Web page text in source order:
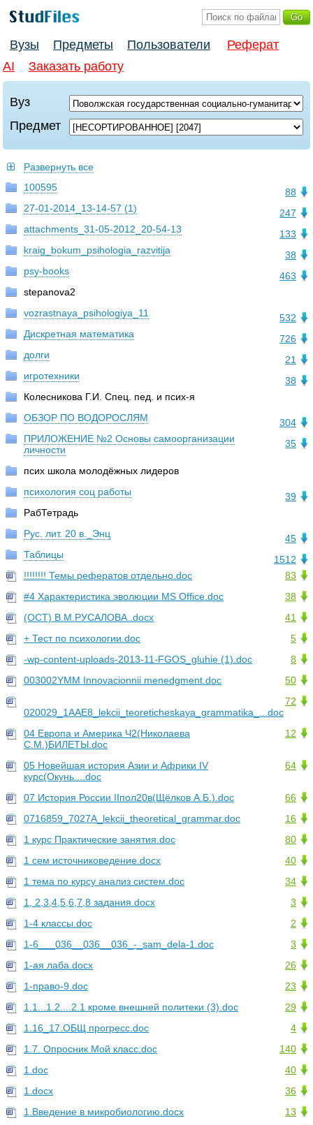
Вузы Предметы Пользователи
Реферат
AI
Заказать работу
Вуз
Предмет
Развернуть все
88
100595
247
27-01-2014_13-14-57 (1)
133
attachments_31-05-2012_20-54-13
38
kraig_bokum_psihologia_razvitija
463
psy-books
stepanova2
532
vozrastnaya_psihologiya_11
726
Дискретная математика
21
долги
38
игротехники
Колесникова Г.И. Спец. пед. и псих-я
304
ОБЗОР ПО ВОДОРОСЛЯМ
35
ПРИЛОЖЕНИЕ №2 Основы самоорганизации
личности
псих школа молодёжных лидеров
39
психология соц работы
РабТетрадь
45
Рус. лит. 20 в._Энц
1512
Таблицы
83
!!!!!!!! Темы рефератов отдельно.doc
38
#4 Характеристика эволюции MS Office.doc
41
(ОСТ) В.М.РУСАЛОВА..docx
5
+ Тест по психологии.doc
8
-wp-content-uploads-2013-11-FGOS_gluhie (1).doc
50
003002YMM Innovacionnii menedgment.doc
72
020029_1AAE8_lekcii_teoreticheskaya_grammatika_...doc
12
04 Европа и Америка Ч2(Николаева
С.М.)БИЛЕТЫ.doc
64
05 Новейшая история Азии и Африки IV
курс(Окунь....doc
66
07 История России IIпол20в(Щёлков А.Б.).doc
16
0716859_7027A_lekcii_theoretical_grammar.doc
80
1 курс Практические занятия.doc
40
1 сем источниковедение.docx
34
1 тема по курсу анализ систем.doc
3
1, 2,3,4,5,6,7,8 задания.docx
2
1-4 классы.doc
3
1-6___036__036__036_-_sam_dela-1.doc
26
1-ая лаба.docx
23
1-право-9.doc
29
1.1...1.2....2.1 кроме внешней политеки (3).doc
4
1.16_17.ОБЩ прогресс.doc
140
1.7. Опросник Мой класс.doc
40
1.doc
36
1.docx
13
1.Введение в микробиологию.docx